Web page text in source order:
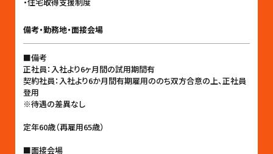
備考・勤務地・面接会場
■備考
正社員：入社より6ヶ月間の試用期間有
契約社員：入社より6か月間有期雇用ののち双方合意の上、正社員
登用
※待遇の差異なし
定年60歳（再雇用65歳）
■面接会場